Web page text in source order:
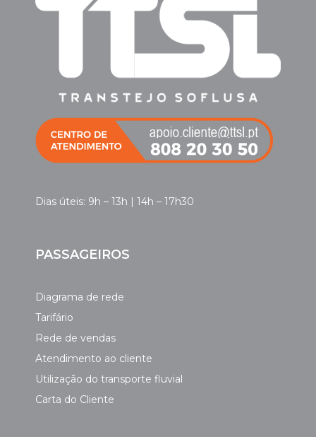
Dias úteis: 9h – 13h | 14h – 17h30
PASSAGEIROS
Diagrama de rede
Tarifário
Rede de vendas
Atendimento ao cliente
Utilização do transporte fluvial
Carta do Cliente